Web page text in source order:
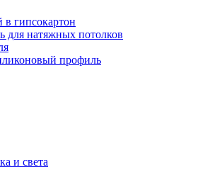
гипсокартон
натяжных потолков
профиль
и света